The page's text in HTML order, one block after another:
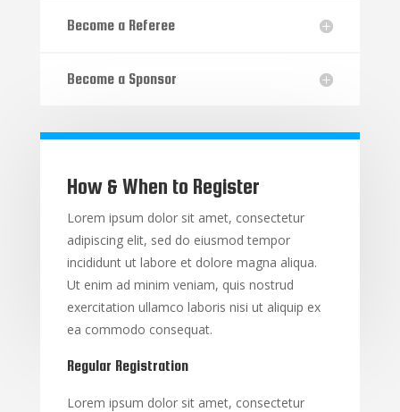
Become a Referee
Become a Sponsor
How & When to Register
Lorem ipsum dolor sit amet, consectetur
adipiscing elit, sed do eiusmod tempor
incididunt ut labore et dolore magna aliqua.
Ut enim ad minim veniam, quis nostrud
exercitation ullamco laboris nisi ut aliquip ex
ea commodo consequat.
Regular Registration
Lorem ipsum dolor sit amet, consectetur